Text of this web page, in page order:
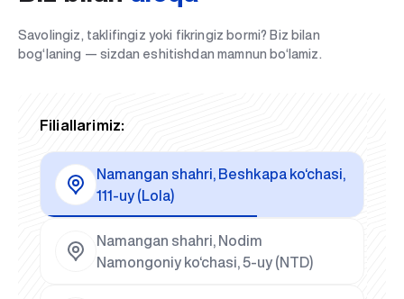
Savolingiz, taklifingiz yoki fikringiz bormi? Biz bilan
bog‘laning — sizdan eshitishdan mamnun bo‘lamiz.
Filiallarimiz:
Namangan shahri, Beshkapa ko‘chasi,
111-uy (Lola)
Namangan shahri, Nodim
Namongoniy ko‘chasi, 5-uy (NTD)